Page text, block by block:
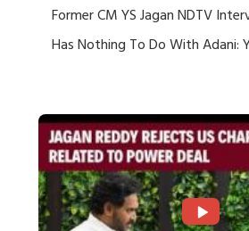
Former CM YS Jagan NDTV
Has Nothing To Do With Adani: